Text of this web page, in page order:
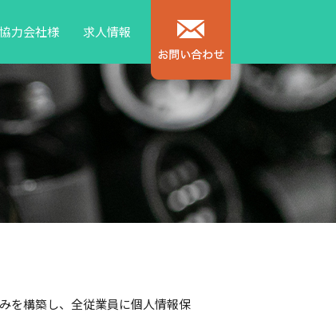
協力会社様 求人情報
を構築し、全従業員に個人情報保